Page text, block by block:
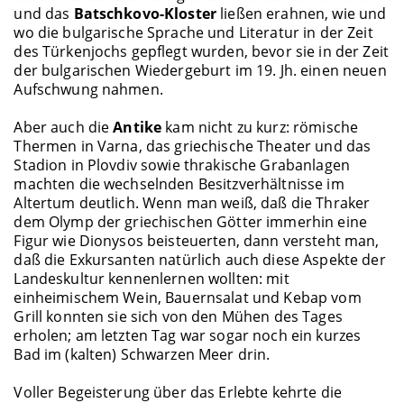
und das Batschkovo-Kloster ließen erahnen, wie und
wo die bulgarische Sprache und Literatur in der Zeit
des Türkenjochs gepflegt wurden, bevor sie in der Zeit
der bulgarischen Wiedergeburt im 19. Jh. einen neuen
Aufschwung nahmen.
Aber auch dieAntike kam nicht zu kurz: römische
Thermen in Varna, das griechische Theater und das
Stadion in Plovdiv sowie thrakische Grabanlagen
machten die wechselnden Besitzverhältnisse im
Altertum deutlich. Wenn man weiß, daß die Thraker
dem Olymp der griechischen Götter immerhin eine
Figur wie Dionysos beisteuerten, dann versteht man,
daß die Exkursanten natürlich auch diese Aspekte der
Landeskultur kennenlernen wollten: mit
einheimischem Wein, Bauernsalat und Kebap vom
Grill konnten sie sich von den Mühen des Tages
erholen; am letzten Tag war sogar noch ein kurzes
Bad im (kalten) Schwarzen Meer drin.
Voller Begeisterung über das Erlebte kehrte die